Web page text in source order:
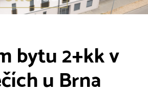
bytu 2+kk v
u Brna